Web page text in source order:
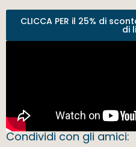
CLICCA PER il 25% di
di
Condividi con gli amici: